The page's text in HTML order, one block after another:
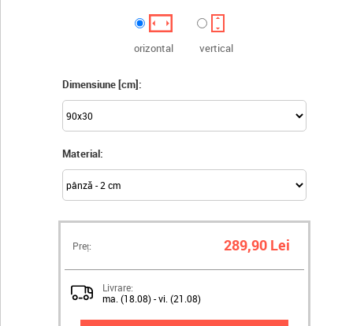
orizontal vertical
Dimensiune [cm]:
Material:
Preț: 289,90 Lei
Livrare:
ma. (18.08) - vi. (21.08)